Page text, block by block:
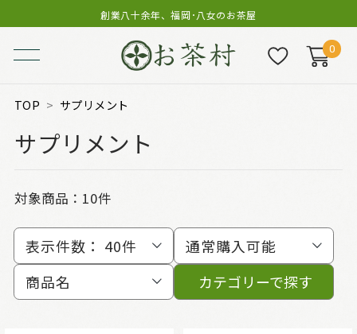
創業八十余年、福岡･八女のお茶屋
0
TOP サプリメント
サプリメント
対象商品： 10件
表示件数： 40件
通常購入可能
商品名
カテゴリーで探す